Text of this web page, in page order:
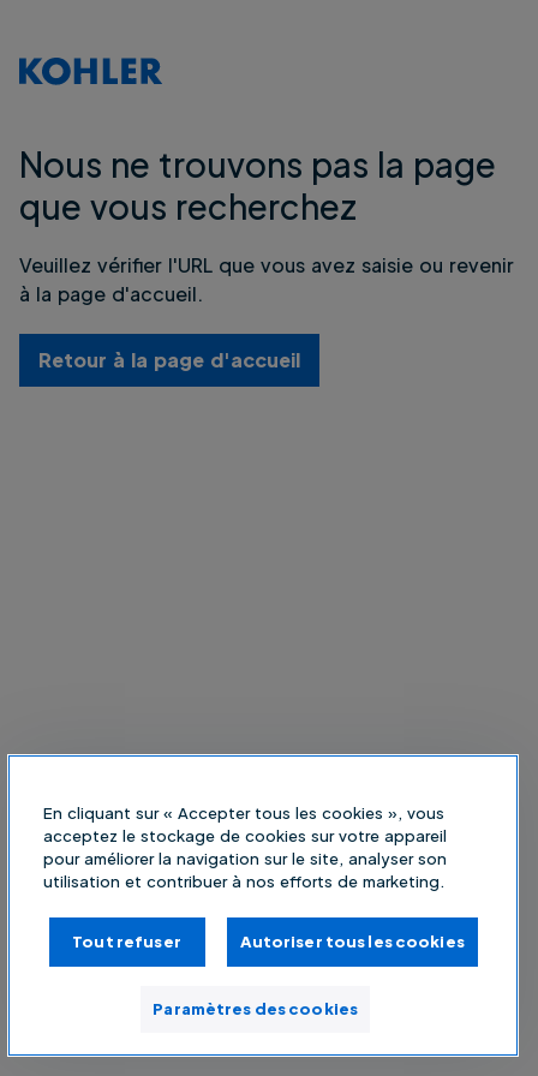
Nous ne trouvons pas la page
que vous recherchez
Veuillez vérifier l'URL que vous avez saisie ou revenir
à la page d'accueil.
Retour à la page d'accueil
En cliquant sur « Accepter tous les cookies », vous
acceptez le stockage de cookies sur votre appareil
pour améliorer la navigation sur le site, analyser son
utilisation et contribuer à nos efforts de marketing.
Tout refuser Autoriser tous les cookies
Paramètres des cookies